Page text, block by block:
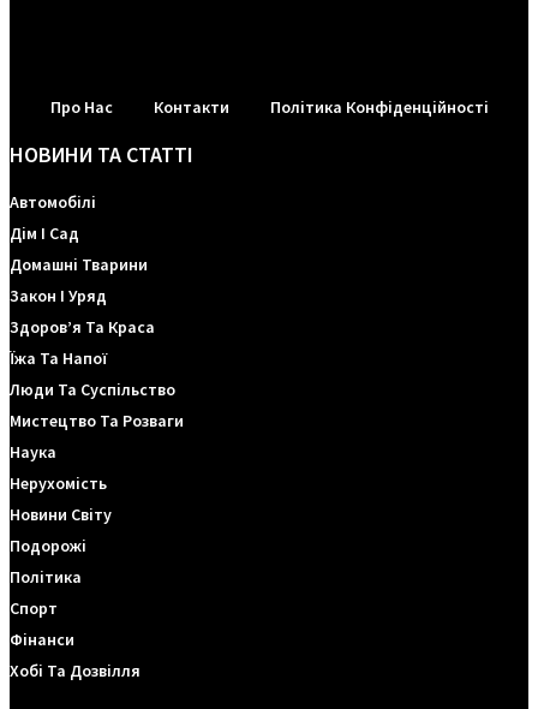
Про Нас Контакти Політика Конфіденційності
НОВИНИ ТА СТАТТІ
Автомобілі
Дім І Сад
Домашні Тварини
Закон І Уряд
Здоров’я Та Краса
Їжа Та Напої
Люди Та Суспільство
Мистецтво Та Розваги
Наука
Нерухомість
Новини Світу
Подорожі
Політика
Спорт
Фінанси
Хобі Та Дозвілля